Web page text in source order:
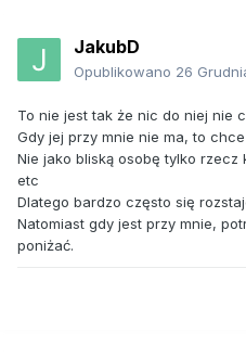
JakubD
Opublikowano 26
To nie jest tak że nic do niej nie
Gdy jej przy mnie nie ma, to chce
Nie jako bliską osobę tylko
etc
Dlatego bardzo często się
Natomiast gdy jest przy mnie,
poniżać.